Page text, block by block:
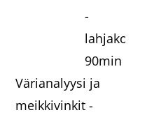
Värianalyysi ja
meikkivinkit -